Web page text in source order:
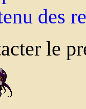
des
le